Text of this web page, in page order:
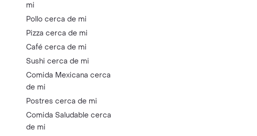
mi
Pollo cerca de mi
Pizza cerca de mi
Café cerca de mi
Sushi cerca de mi
Comida Mexicana cerca
de mi
Postres cerca de mi
Comida Saludable cerca
de mi